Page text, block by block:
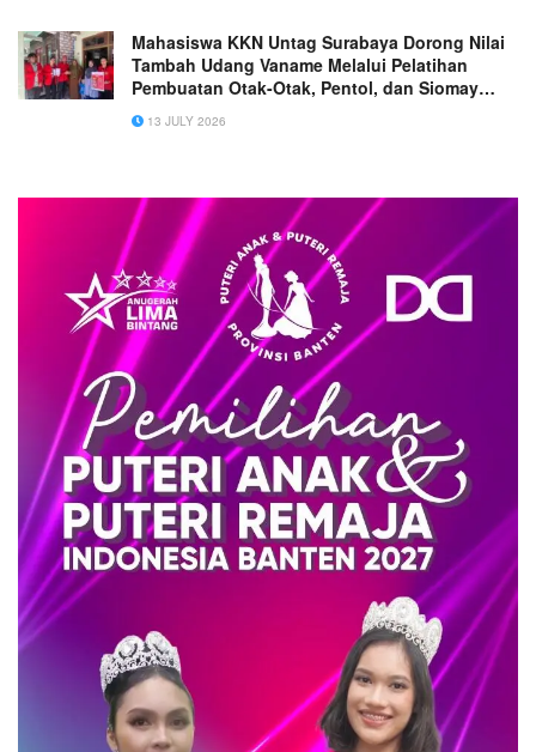
Mahasiswa KKN Untag Surabaya Dorong Nilai
Tambah Udang Vaname Melalui Pelatihan
Pembuatan Otak-Otak, Pentol, dan Siomay
Udang di Desa Pegundan
13 JULY 2026